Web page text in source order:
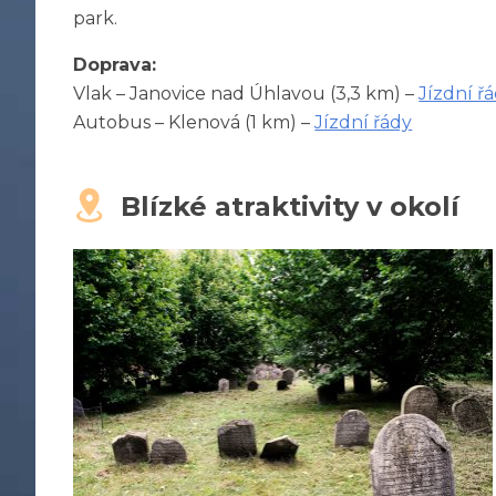
park.
Doprava:
Vlak – Janovice nad Úhlavou (3,3 km) –Jízdní
Autobus – Klenová (1 km) –Jízdní řády
Blízké atraktivity v okolí